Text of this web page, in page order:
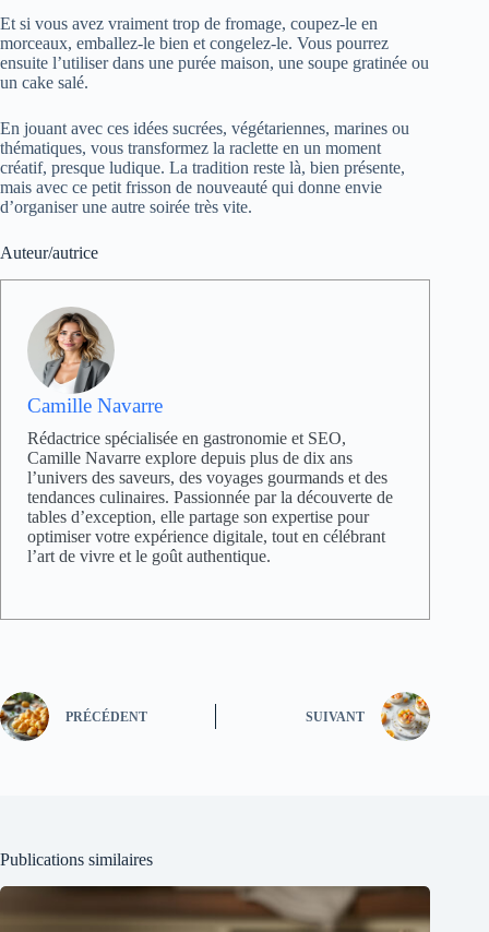
Et si vous avez vraiment trop de fromage, coupez-le en
morceaux, emballez-le bien et congelez-le. Vous pourrez
ensuite l’utiliser dans une purée maison, une soupe gratinée ou
un cake salé.
En jouant avec ces idées sucrées, végétariennes, marines ou
thématiques, vous transformez la raclette en un moment
créatif, presque ludique. La tradition reste là, bien présente,
mais avec ce petit frisson de nouveauté qui donne envie
d’organiser une autre soirée très vite.
Auteur/autrice
Camille Navarre
Rédactrice spécialisée en gastronomie et SEO,
Camille Navarre explore depuis plus de dix ans
l’univers des saveurs, des voyages gourmands et des
tendances culinaires. Passionnée par la découverte de
tables d’exception, elle partage son expertise pour
optimiser votre expérience digitale, tout en célébrant
l’art de vivre et le goût authentique.
PRÉCÉDENT SUIVANT
Publications similaires